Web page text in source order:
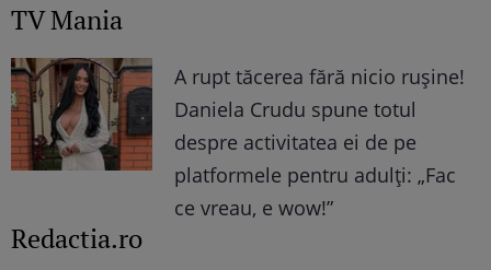
TV Mania
A rupt tăcerea fără nicio rușine!
Daniela Crudu spune totul
despre activitatea ei de pe
platformele pentru adulți: „Fac
ce vreau, e wow!”
Redactia.ro